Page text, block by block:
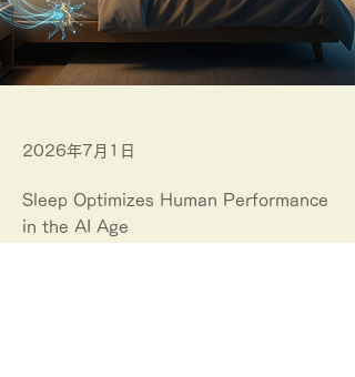
2026年7月1日
Sleep Optimizes Human Performance
in the AI Age